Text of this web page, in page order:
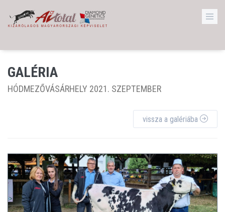
GALÉRIA
HÓDMEZŐVÁSÁRHELY 2021. SZEPTEMBER
vissza a galériába
NAGYÍT